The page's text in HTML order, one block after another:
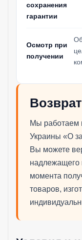
сохранения
гарантии
Осмотр при
получении
Мы работаем
Украины «О
Вы можете
надлежащего
момента
товаров,